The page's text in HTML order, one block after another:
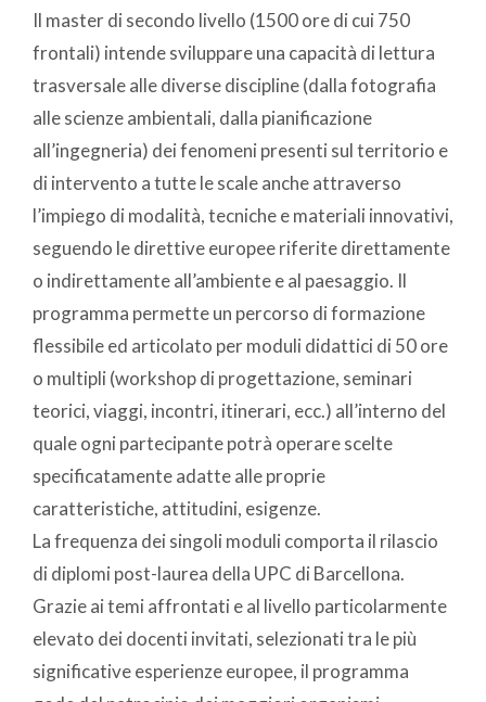
Il master di secondo livello (1500 ore di cui 750
frontali) intende sviluppare una capacità di lettura
trasversale alle diverse discipline (dalla fotografia
alle scienze ambientali, dalla pianificazione
all’ingegneria) dei fenomeni presenti sul territorio e
di intervento a tutte le scale anche attraverso
l’impiego di modalità, tecniche e materiali innovativi,
seguendo le direttive europee riferite direttamente
o indirettamente all’ambiente e al paesaggio. Il
programma permette un percorso di formazione
flessibile ed articolato per moduli didattici di 50 ore
o multipli (workshop di progettazione, seminari
teorici, viaggi, incontri, itinerari, ecc.) all’interno del
quale ogni partecipante potrà operare scelte
specificatamente adatte alle proprie
caratteristiche, attitudini, esigenze.
La frequenza dei singoli moduli comporta il rilascio
di diplomi post-laurea della UPC di Barcellona.
Grazie ai temi affrontati e al livello particolarmente
elevato dei docenti invitati, selezionati tra le più
significative esperienze europee, il programma